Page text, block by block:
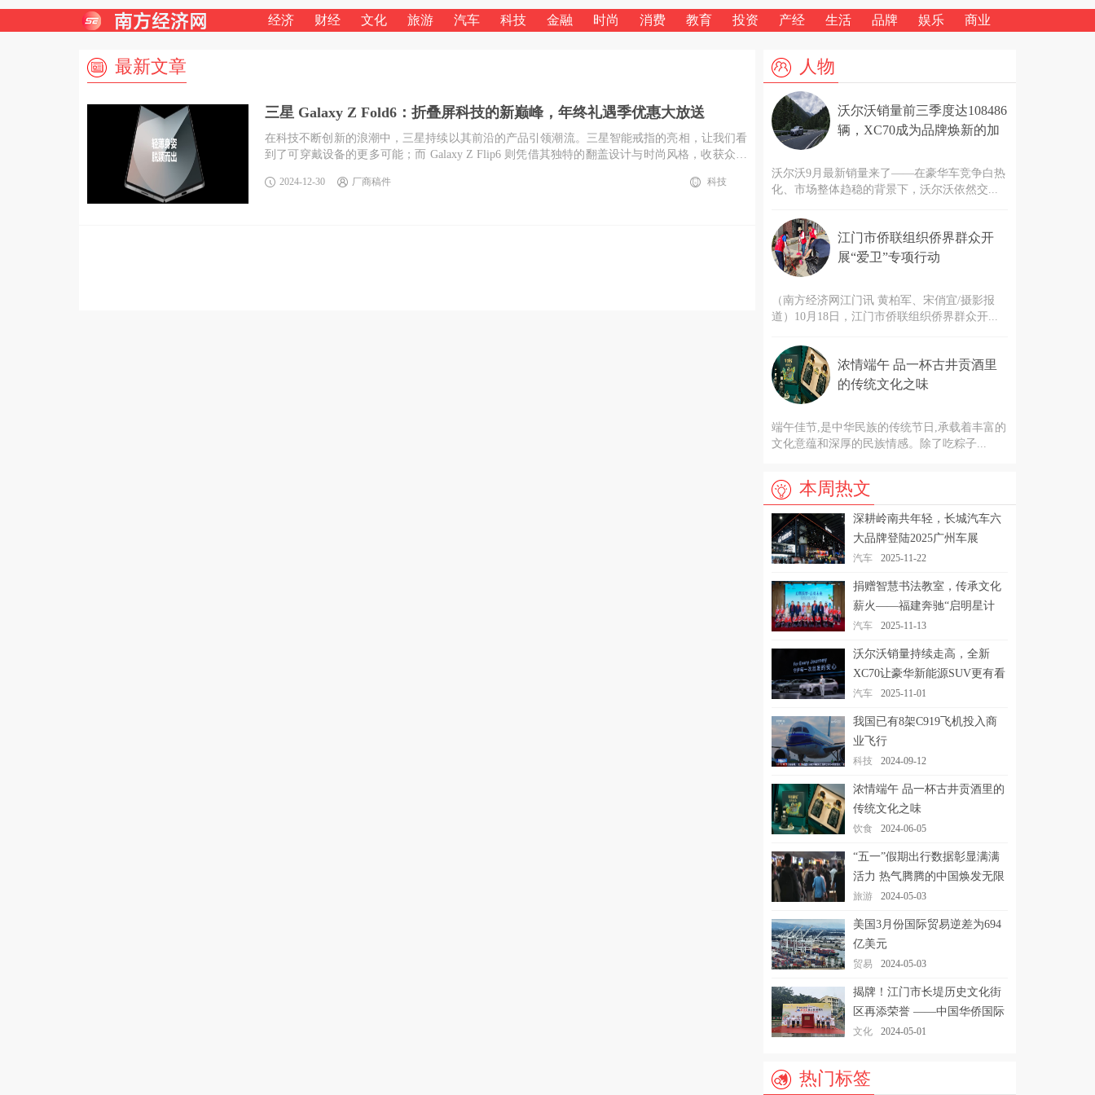
经济 财经 文化 旅游 汽车 科技 金融 时尚 消费 教育 投资 产经 生活 品牌 娱乐 商业
最新文章
三星 Galaxy Z Fold6：折叠屏科技的新巅峰，年终礼遇季优惠大放送
在科技不断创新的浪潮中，三星持续以其前沿的产品引领潮流。三星智能戒指的亮相，让我们看
到了可穿戴设备的更多可能；而 Galaxy Z Flip6 则凭借其独特的翻盖设计与时尚风格，收获众多
厂商稿件
2024-12-30 科技
人物
沃尔沃销量前三季度达108486
辆，XC70成为品牌焕新的加
沃尔沃9月最新销量来了——在豪华车竞争白热
化、市场整体趋稳的背景下，沃尔沃依然交...
江门市侨联组织侨界群众开
展“爱卫”专项行动
（南方经济网江门讯 黄柏军、宋俏宜/摄影报
道）10月18日，江门市侨联组织侨界群众开...
浓情端午 品一杯古井贡酒里
的传统文化之味
端午佳节,是中华民族的传统节日,承载着丰富的
文化意蕴和深厚的民族情感。除了吃粽子...
本周热文
深耕岭南共年轻，长城汽车六
大品牌登陆2025广州车展
汽车 2025-11-22
捐赠智慧书法教室，传承文化
薪火——福建奔驰“启明星计
划”走进三明市尤溪县
汽车 2025-11-13
沃尔沃销量持续走高，全新
XC70让豪华新能源SUV更有看
头
汽车 2025-11-01
我国已有8架C919飞机投入商
业飞行
科技 2024-09-12
浓情端午 品一杯古井贡酒里的
传统文化之味
饮食 2024-06-05
“五一”假期出行数据彰显满满
活力 热气腾腾的中国焕发无限
生机
旅游 2024-05-03
美国3月份国际贸易逆差为694
亿美元
贸易 2024-05-03
揭牌！江门市长堤历史文化街
区再添荣誉 ——中国华侨国际
文化交流基地揭牌仪式隆重举
文化 2024-05-01
热门标签